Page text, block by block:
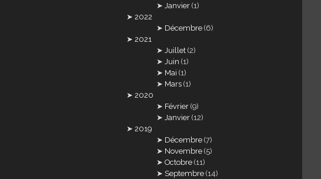
Janvier (1)
2022
Décembre (6)
2021
Juillet (2)
Juin (1)
Mai (1)
Mars (1)
2020
Février (9)
Janvier (12)
2019
Décembre (7)
Novembre (5)
Octobre (11)
Septembre (14)